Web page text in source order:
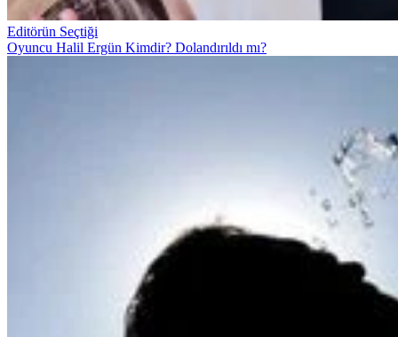
Editörün Seçtiği
Oyuncu Halil Ergün Kimdir? Dolandırıldı mı?